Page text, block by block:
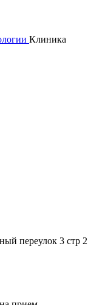
Клиника
переулок 3 стр 2